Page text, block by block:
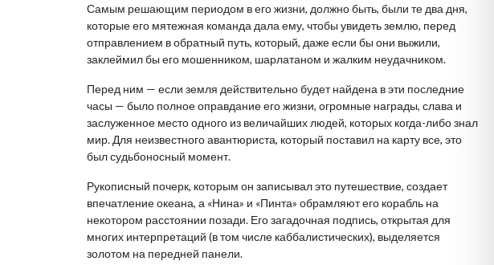
Самым решающим периодом в его жизни, должно быть, были те два дня,
которые его мятежная команда дала ему, чтобы увидеть землю, перед
отправлением в обратный путь, который, даже если бы они выжили,
заклеймил бы его мошенником, шарлатаном и жалким неудачником.
Перед ним — если земля действительно будет найдена в эти последние
часы — было полное оправдание его жизни, огромные награды, слава и
заслуженное место одного из величайших людей, которых когда-либо знал
мир. Для неизвестного авантюриста, который поставил на карту все, это
был судьбоносный момент.
Рукописный почерк, которым он записывал это путешествие, создает
впечатление океана, а «Нина» и «Пинта» обрамляют его корабль на
некотором расстоянии позади. Его загадочная подпись, открытая для
многих интерпретаций (в том числе каббалистических), выделяется
золотом на передней панели.